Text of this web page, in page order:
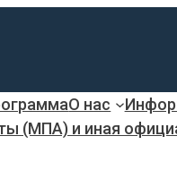
О нас
(МПА) и иная